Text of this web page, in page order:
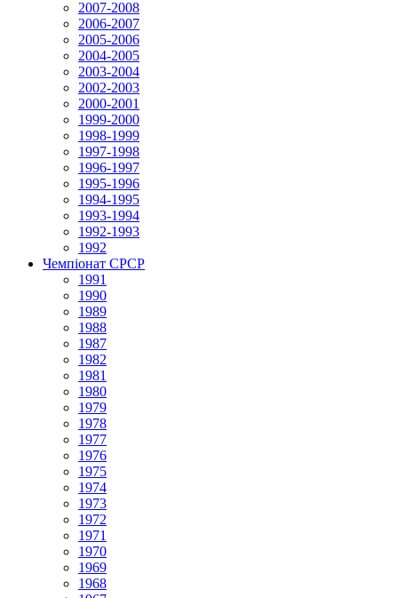
2007-2008
2006-2007
2005-2006
2004-2005
2003-2004
2002-2003
2000-2001
1999-2000
1998-1999
1997-1998
1996-1997
1995-1996
1994-1995
1993-1994
1992-1993
1992
Чемпіонат СРСР
1991
1990
1989
1988
1987
1982
1981
1980
1979
1978
1977
1976
1975
1974
1973
1972
1971
1970
1969
1968